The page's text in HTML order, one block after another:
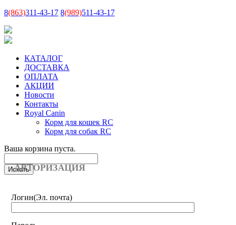
8(863)311-43-17 8(989)511-43-17
КАТАЛОГ
ДОСТАВКА
ОПЛАТА
АКЦИИ
Новости
Контакты
Royal Canin
Корм для кошек RC
Корм для собак RC
Ваша корзина пуста.
АВТОРИЗАЦИЯ
Логин(Эл. почта)